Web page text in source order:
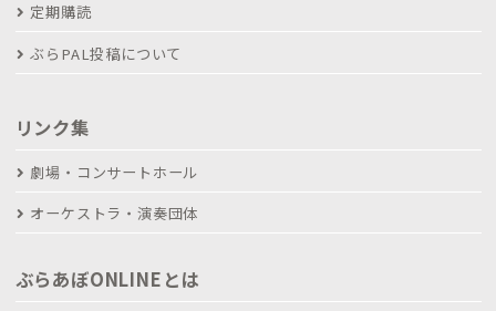
定期購読
ぶらPAL投稿について
リンク集
劇場・コンサートホール
オーケストラ・演奏団体
ぶらあぼONLINEとは